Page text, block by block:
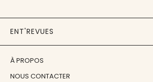
ENT'REVUES
À PROPOS
NOUS CONTACTER